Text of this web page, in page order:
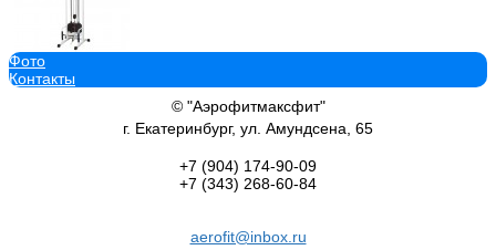
Тренажер многофункциональный 100 кг TB001-100 blackstep
63 000 руб.
Блочная рамка одинарная 105 кг TB130-105 swat роспитспорт
Фото
Контакты
© "Аэрофитмаксфит"
г. Екатеринбург, ул. Амундсена, 65
+7 (904) 174-90-09
+7 (343) 268-60-84
aerofit@inbox.ru